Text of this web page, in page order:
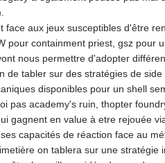
aux jeux susceptibles d'être
pour containment priest, gsz pour
nous permettre d'adopter
tabler sur des stratégies de
disponibles pour un shell
pas academy's ruin, thopter
gagnent en value à etre rejouée
capacités de réaction face au
on tablera sur une stratégie